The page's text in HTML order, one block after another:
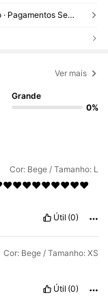
Reenviar se o item estiver perdido/danificado · Pagamentos Seguros · Proteção de privacidade
Ver mais
Grande
0%
Cor: Bege / Tamanho: L
Útil (0)
Cor: Bege / Tamanho: XS
Útil (0)